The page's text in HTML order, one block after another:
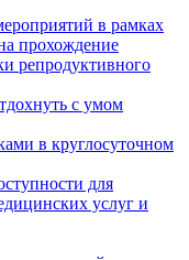
в рамках
прохождение
репродуктивного
с умом
в круглосуточном
для
услуг и